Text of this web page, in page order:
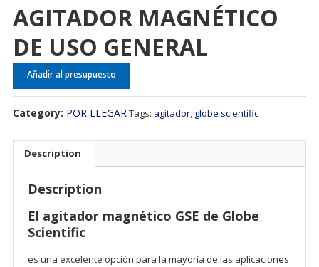
AGITADOR MAGNÉTICO
DE USO GENERAL
Añadir al presupuesto
Category: POR LLEGARTags: agitador, globe scientific
Description
Description
El agitador magnético GSE de Globe
Scientific
es una excelente opción para la mayoría de las aplicaciones